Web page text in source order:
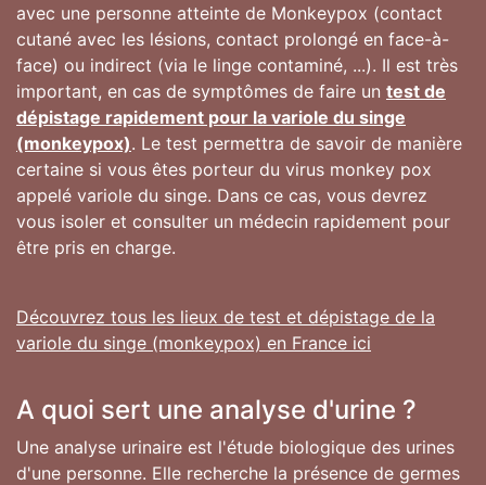
avec une personne atteinte de Monkeypox (contact
cutané avec les lésions, contact prolongé en face-à-
face) ou indirect (via le linge contaminé, ...). Il est très
important, en cas de symptômes de faire un test de
dépistage rapidement pour la variole du singe
(monkeypox). Le test permettra de savoir de manière
certaine si vous êtes porteur du virus monkey pox
appelé variole du singe. Dans ce cas, vous devrez
vous isoler et consulter un médecin rapidement pour
être pris en charge.
Découvrez tous les lieux de test et dépistage de la
variole du singe (monkeypox) en France ici
A quoi sert une analyse d'urine ?
Une analyse urinaire est l'étude biologique des urines
d'une personne. Elle recherche la présence de germes